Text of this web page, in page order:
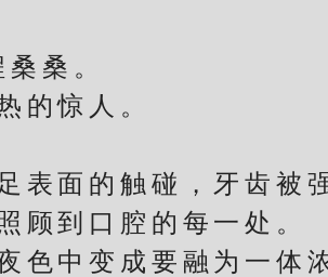
桑。
惊人。
面的触碰，牙齿被
顾到口腔的每一处。
中变成要融为一体